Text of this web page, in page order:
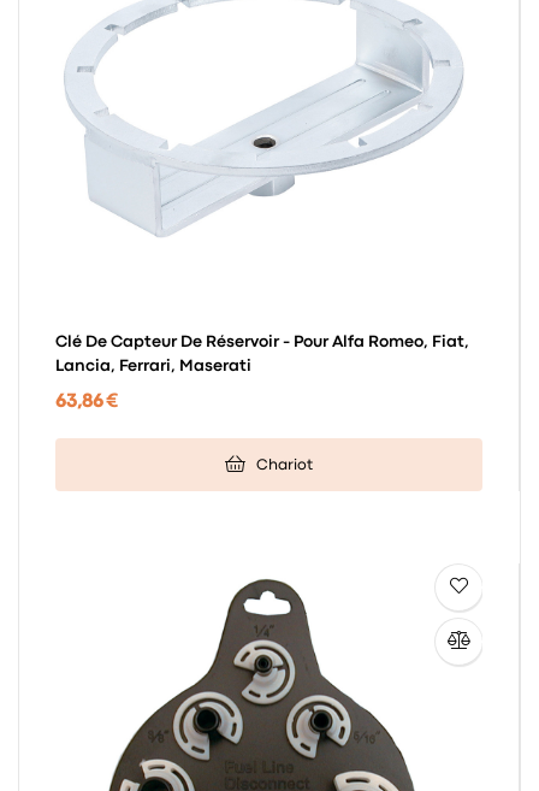
Clé De Capteur De Réservoir - Pour Alfa Romeo, Fiat,
Lancia, Ferrari, Maserati
63,86 €
Chariot